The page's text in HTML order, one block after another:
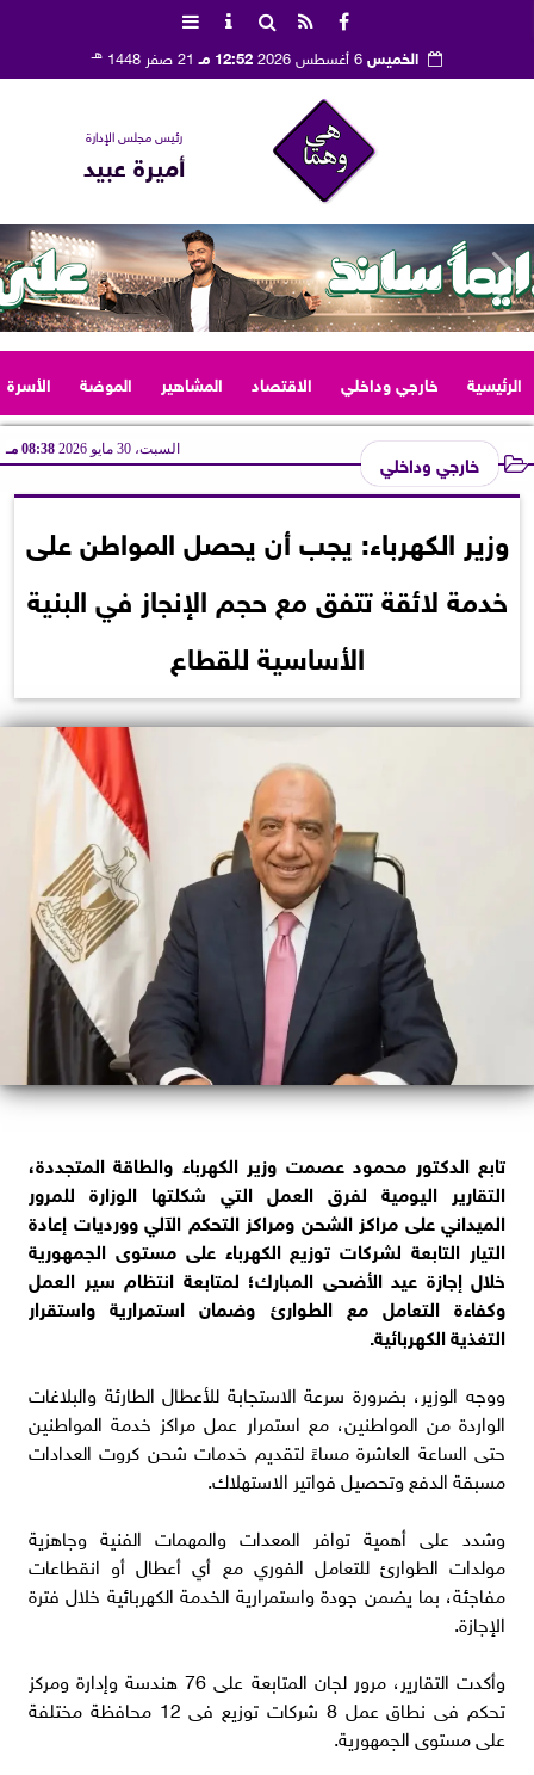
الخميس 12:52 مـ 21 صفر 1448 هـ
رئيس مجلس الإدارة
أميرة عبيد
الرئيسية خارجي وداخلي الاقتصاد المشاهير الموضة الأسرة
خارجي وداخلي السبت، 30 مايو 2026 08:38 مـ
وزير الكهرباء: يجب أن يحصل المواطن على
خدمة لائقة تتفق مع حجم الإنجاز في البنية
الأساسية للقطاع
تابع الدكتور محمود عصمت وزير الكهرباء والطاقة المتجددة،
التقارير اليومية لفرق العمل التي شكلتها الوزارة للمرور
الميداني على مراكز الشحن ومراكز التحكم الآلي وورديات إعادة
التيار التابعة لشركات توزيع الكهرباء على مستوى الجمهورية
خلال إجازة عيد الأضحى المبارك؛ لمتابعة انتظام سير العمل
وكفاءة التعامل مع الطوارئ وضمان استمرارية واستقرار
التغذية الكهربائية.
ووجه الوزير، بضرورة سرعة الاستجابة للأعطال الطارئة والبلاغات
الواردة من المواطنين، مع استمرار عمل مراكز خدمة المواطنين
حتى الساعة العاشرة مساءً لتقديم خدمات شحن كروت العدادات
مسبقة الدفع وتحصيل فواتير الاستهلاك.
وشدد على أهمية توافر المعدات والمهمات الفنية وجاهزية
مولدات الطوارئ للتعامل الفوري مع أي أعطال أو انقطاعات
مفاجئة، بما يضمن جودة واستمرارية الخدمة الكهربائية خلال فترة
الإجازة.
وأكدت التقارير، مرور لجان المتابعة على 76 هندسة وإدارة ومركز
تحكم فى نطاق عمل 8 شركات توزيع فى 12 محافظة مختلفة
على مستوى الجمهورية.